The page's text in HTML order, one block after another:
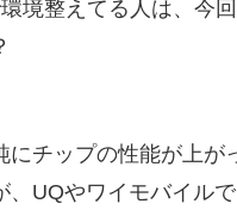
境整えてる人は、今
にチップの性能が上が
、UQやワイモバイル